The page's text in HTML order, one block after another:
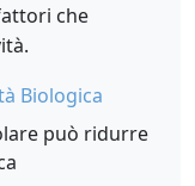
che
Biologica
può ridurre